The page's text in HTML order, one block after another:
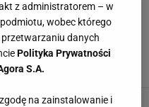
Olmą. Ser i
słodkim sosem. To musi
PRZEKĄSKI NA SYLWESTRA
z administratorem – w
wobec którego
danych
Polityka Prywatności
S.A.
na zainstalowanie i